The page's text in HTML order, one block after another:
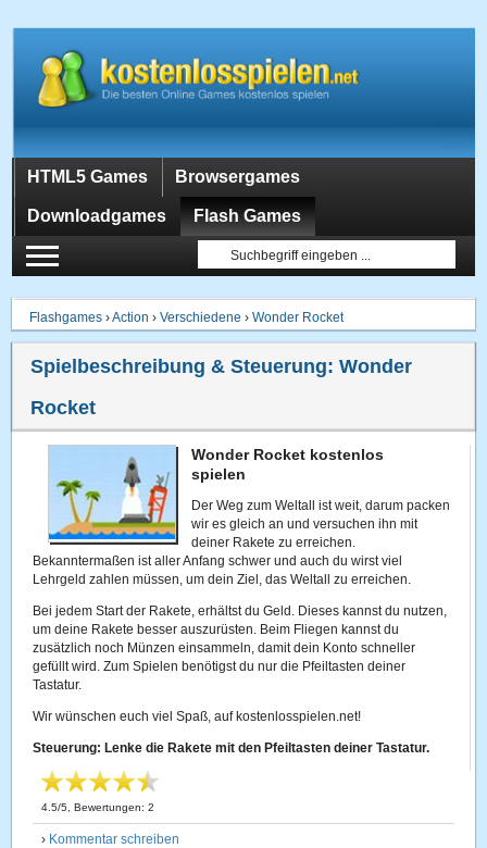
HTML5 Games Browsergames
Downloadgames Flash Games
Flashgames ›Action ›Verschiedene ›Wonder Rocket
Spielbeschreibung & Steuerung:Wonder
Rocket
Wonder Rocket kostenlos
spielen
Der Weg zum Weltall ist weit, darum packen
wir es gleich an und versuchen ihn mit
deiner Rakete zu erreichen.
Bekanntermaßen ist aller Anfang schwer und auch du wirst viel
Lehrgeld zahlen müssen, um dein Ziel, das Weltall zu erreichen.
Bei jedem Start der Rakete, erhältst du Geld. Dieses kannst du nutzen,
um deine Rakete besser auszurüsten. Beim Fliegen kannst du
zusätzlich noch Münzen einsammeln, damit dein Konto schneller
gefüllt wird. Zum Spielen benötigst du nur die Pfeiltasten deiner
Tastatur.
Wir wünschen euch viel Spaß, auf kostenlosspielen.net!
Steuerung: Lenke die Rakete mit den Pfeiltasten deiner Tastatur.
4.5/5 , Bewertungen:2
› Kommentar schreiben